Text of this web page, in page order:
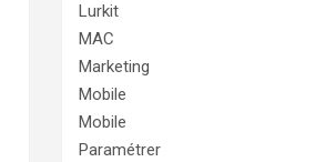
Lurkit
MAC
Marketing
Mobile
Mobile
Paramétrer